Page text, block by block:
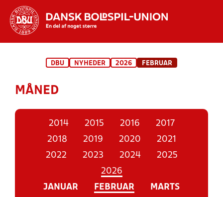
STILLINGER, RESULTATER, KLUBBER OG
DBU NYHEDER 2026 FEBRUAR
MÅNED
2014 2015 2016
2017
2018
2019 2020
2021
2022
2023 2024
2025
2026
JANUAR
FEBRUAR
MARTS